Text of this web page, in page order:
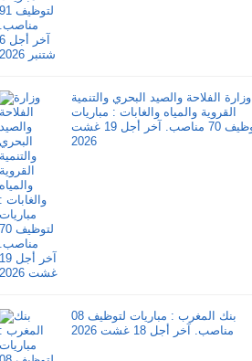
وزارة الفلاحة والصيد البحري والتنمية
القروية والمياه والغابات : مباريات
لتوظيف 70 مناصب. آخر أجل 19 غشت
2026
بنك المغرب : مباريات لتوظيف 08
مناصب. آخر أجل 18 غشت 2026